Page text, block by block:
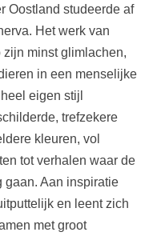
Oostland studeerde af
Het werk van
minst glimlachen,
in een menselijke
eigen stijl
trefzekere
kleuren, vol
tot verhalen waar de
gaan. Aan inspiratie
en leent zich
met groot